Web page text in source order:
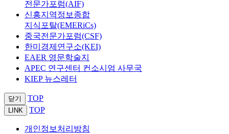
전문가포럼(AIF)
신흥지역정보종합
지식포탈(EMERiCs)
중국전문가포럼(CSF)
한미경제연구소(KEI)
EAER 영문학술지
APEC 연구센터 컨소시엄 사무국
KIEP 뉴스레터
닫기 TOP
LINK TOP
개인정보처리방침